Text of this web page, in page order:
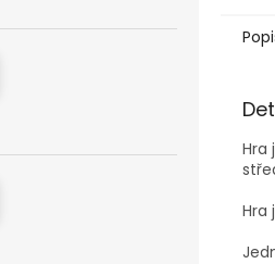
Hra
Hra